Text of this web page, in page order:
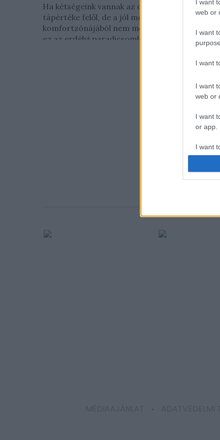
I want
web or
I want
I want
I want
web or
I want
or app.
I want
I want
Ha kétségeink vannak az ovis menzakoszt
tápértéke felől, de a jól megszokott ízek
komfortzónájából nem mozdulhatunk ki, akkor
ez az erdélyi paradicsomleves...